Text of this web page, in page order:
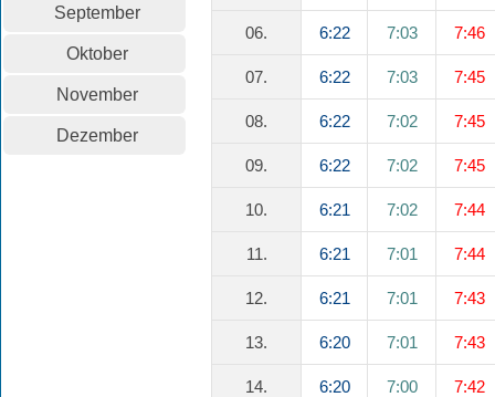
September
Oktober
November
Dezember
06. 6:22 7:03 7:46
07. 6:22 7:03 7:45
08. 6:22 7:02 7:45
09. 6:22 7:02 7:45
10. 6:21 7:02 7:44
11. 6:21 7:01 7:44
12. 6:21 7:01 7:43
13. 6:20 7:01 7:43
14. 6:20 7:00 7:42